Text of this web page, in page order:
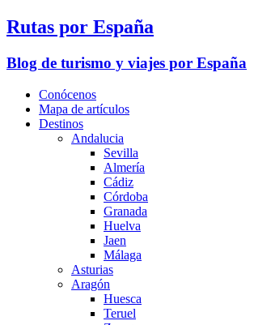
Rutas por España
Blog de turismo y viajes por España
Conócenos
Mapa de artículos
Destinos
Andalucia
Sevilla
Almería
Cádiz
Córdoba
Granada
Huelva
Jaen
Málaga
Asturias
Aragón
Huesca
Teruel